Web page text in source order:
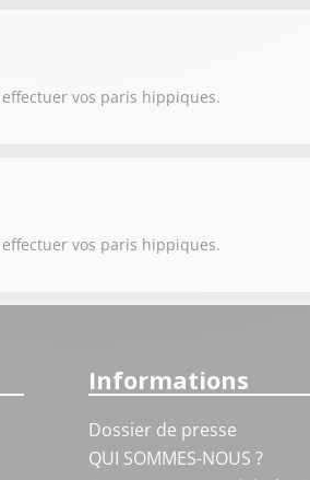
vos paris hippiques.
vos paris hippiques.
Informations
Dossier de presse
QUI SOMMES-NOUS ?